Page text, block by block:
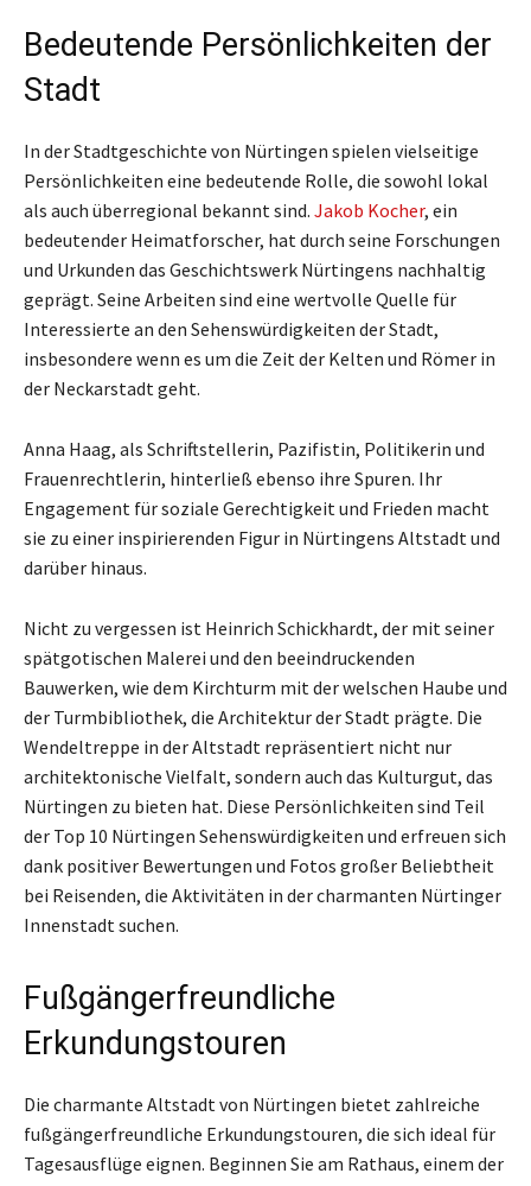
Bedeutende Persönlichkeiten der
Stadt
In der Stadtgeschichte von Nürtingen spielen vielseitige
Persönlichkeiten eine bedeutende Rolle, die sowohl lokal
als auch überregional bekannt sind. Jakob Kocher, ein
bedeutender Heimatforscher, hat durch seine Forschungen
und Urkunden das Geschichtswerk Nürtingens nachhaltig
geprägt. Seine Arbeiten sind eine wertvolle Quelle für
Interessierte an den Sehenswürdigkeiten der Stadt,
insbesondere wenn es um die Zeit der Kelten und Römer in
der Neckarstadt geht.
Anna Haag, als Schriftstellerin, Pazifistin, Politikerin und
Frauenrechtlerin, hinterließ ebenso ihre Spuren. Ihr
Engagement für soziale Gerechtigkeit und Frieden macht
sie zu einer inspirierenden Figur in Nürtingens Altstadt und
darüber hinaus.
Nicht zu vergessen ist Heinrich Schickhardt, der mit seiner
spätgotischen Malerei und den beeindruckenden
Bauwerken, wie dem Kirchturm mit der welschen Haube und
der Turmbibliothek, die Architektur der Stadt prägte. Die
Wendeltreppe in der Altstadt repräsentiert nicht nur
architektonische Vielfalt, sondern auch das Kulturgut, das
Nürtingen zu bieten hat. Diese Persönlichkeiten sind Teil
der Top 10 Nürtingen Sehenswürdigkeiten und erfreuen sich
dank positiver Bewertungen und Fotos großer Beliebtheit
bei Reisenden, die Aktivitäten in der charmanten Nürtinger
Innenstadt suchen.
Fußgängerfreundliche
Erkundungstouren
Die charmante Altstadt von Nürtingen bietet zahlreiche
fußgängerfreundliche Erkundungstouren, die sich ideal für
Tagesausflüge eignen. Beginnen Sie am Rathaus, einem der